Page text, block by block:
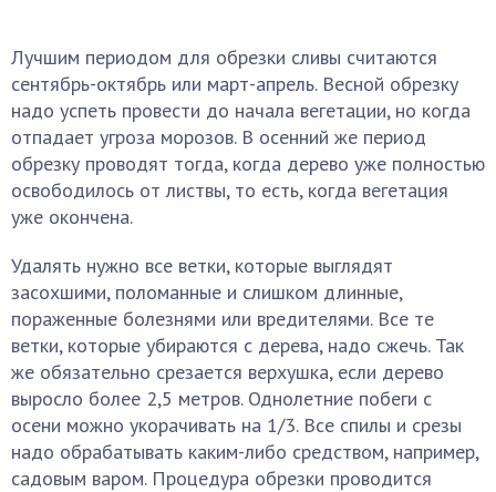
Лучшим периодом для обрезки сливы считаются
сентябрь-октябрь или март-апрель. Весной обрезку
надо успеть провести до начала вегетации, но когда
отпадает угроза морозов. В осенний же период
обрезку проводят тогда, когда дерево уже полностью
освободилось от листвы, то есть, когда вегетация
уже окончена.
Удалять нужно все ветки, которые выглядят
засохшими, поломанные и слишком длинные,
пораженные болезнями или вредителями. Все те
ветки, которые убираются с дерева, надо сжечь. Так
же обязательно срезается верхушка, если дерево
выросло более 2,5 метров. Однолетние побеги с
осени можно укорачивать на 1/3. Все спилы и срезы
надо обрабатывать каким-либо средством, например,
садовым варом. Процедура обрезки проводится